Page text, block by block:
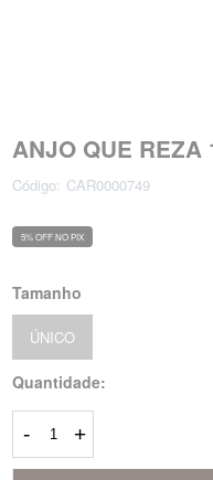
ANJO QUE REZA
Código: CAR0000749
5% OFF NO PIX
Tamanho
ÚNICO
Quantidade:
- +